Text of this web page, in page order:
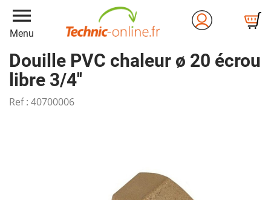
menu
Menu
Douille PVC chaleur ø 20 écrou
libre 3/4''
Ref : 40700006